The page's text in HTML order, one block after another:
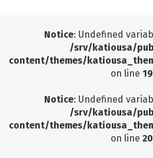
Notice: Undefined
/srv/katiousa/
content/themes/
on line 19
Notice: Undefined
/srv/katiousa/
content/themes/
on line 20